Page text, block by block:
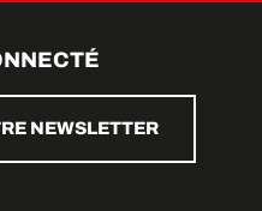
NEWSLETTER